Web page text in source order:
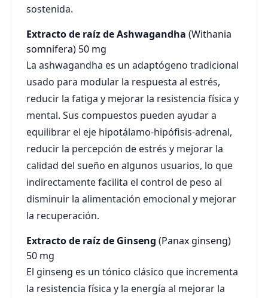
sostenida.
Extracto de raíz de Ashwagandha (Withania
somnifera) 50 mg
La ashwagandha es un adaptógeno tradicional
usado para modular la respuesta al estrés,
reducir la fatiga y mejorar la resistencia física y
mental. Sus compuestos pueden ayudar a
equilibrar el eje hipotálamo-hipófisis-adrenal,
reducir la percepción de estrés y mejorar la
calidad del sueño en algunos usuarios, lo que
indirectamente facilita el control de peso al
disminuir la alimentación emocional y mejorar
la recuperación.
Extracto de raíz de Ginseng (Panax ginseng)
50 mg
El ginseng es un tónico clásico que incrementa
la resistencia física y la energía al mejorar la